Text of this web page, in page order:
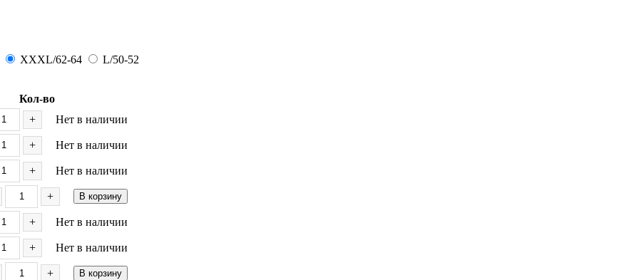
XXXL/62-64
L/50-52
Кол-во
+ Нет в наличии
+ Нет в наличии
+ Нет в наличии
+ В корзину
+ Нет в наличии
+ Нет в наличии
+ В корзину